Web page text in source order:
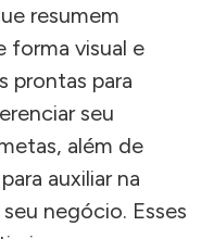
resumem
forma visual e
prontas para
seu
além de
auxiliar na
negócio. Esses